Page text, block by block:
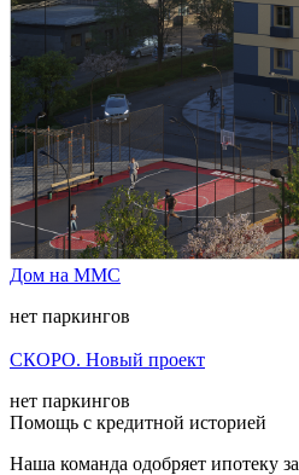
Дом на ММС
нет паркингов
СКОРО. Новый проект
нет паркингов
Помощь с кредитной историей
Наша команда одобряет ипотеку